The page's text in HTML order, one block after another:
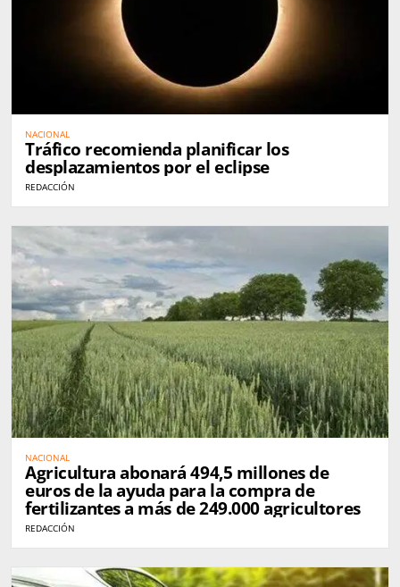
NACIONAL
Tráfico recomienda planificar los
desplazamientos por el eclipse
REDACCIÓN
NACIONAL
Agricultura abonará 494,5 millones de
euros de la ayuda para la compra de
fertilizantes a más de 249.000 agricultores
REDACCIÓN